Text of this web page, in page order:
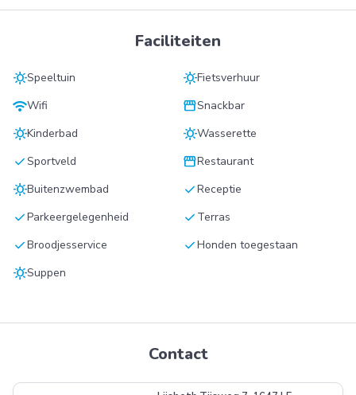
Faciliteiten
sunnySpeeltuin sunnyFietsverhuur
wifiWifi storefrontSnackbar
sunnyKinderbad sunnyWasserette
checkSportveld storefrontRestaurant
sunnyBuitenzwembad checkReceptie
checkParkeergelegenheid check Terras
checkBroodjesservice checkHonden toegestaan
sunnySuppen
Contact